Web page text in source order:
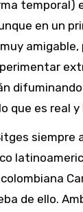
temporal)
en un
amigable,
que es real y
siempre
de ello.